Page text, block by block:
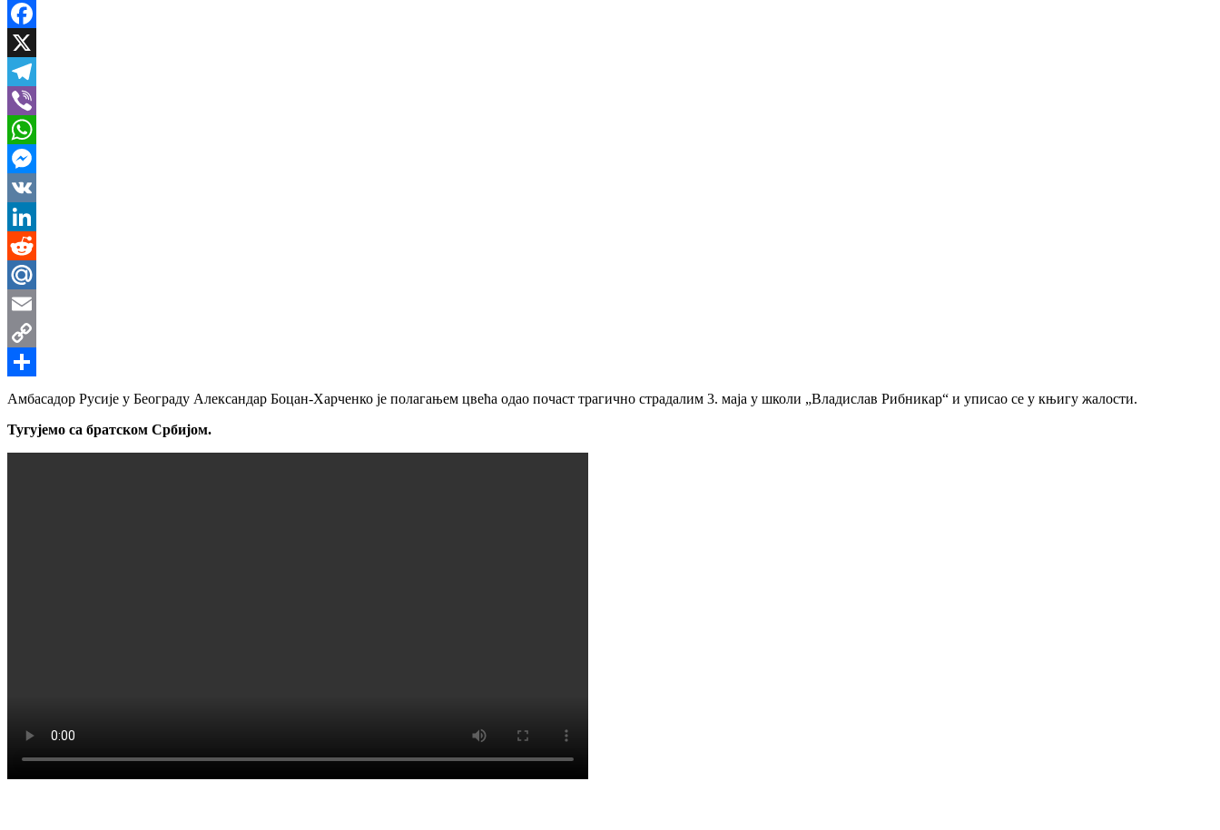
Facebook
X
Telegram
Viber
WhatsApp
Messenger
VK
LinkedIn
Reddit
Mail.Ru
Email
Copy
Link
Share
Амбасадор Русије у Београду Александар Боцан-Харченко је полагањем цвећа одао почаст трагично страдалим 3. маја у школи „Владислав Рибникар“ и уписао се у књигу жалости.
Тугујемо са братском Србијом.